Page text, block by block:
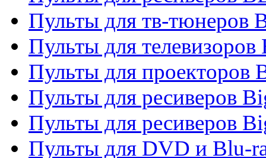
Пульты для тв-тюнеров
Пульты для телевизоров
Пульты для проекторов
Пульты для ресиверов
Пульты для ресиверов
Пульты для DVD и Blu-